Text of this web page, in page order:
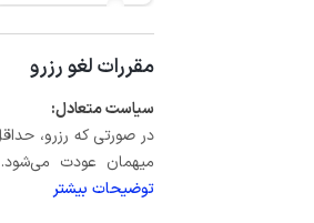
مقررات لغو رزرو
سیاست متعادل:
میهمان عودت می‌شود. در غیر
توضیحات بیشتر